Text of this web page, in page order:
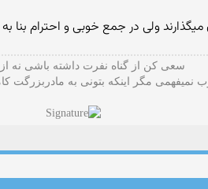
ولی در جمع خوبی و احترام
سعی کن از گناه نفرت داشته باشی نه از
مگر اینکه بتونی به مادربزرگت